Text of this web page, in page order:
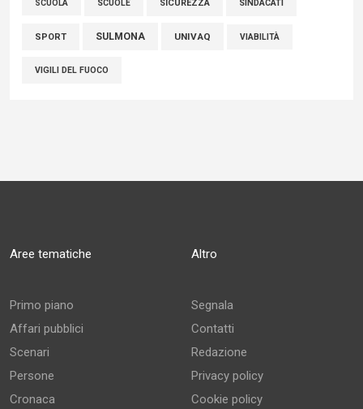
SCUOLA SCUOLE SICUREZZA SINDACATI
SPORT SULMONA UNIVAQ VIABILITÀ
VIGILI DEL FUOCO
Aree tematiche
Primo piano
Affari pubblici
Scenari
Persone
Cronaca
Altro
Segnala
Contatti
Redazione
Privacy policy
Cookie policy